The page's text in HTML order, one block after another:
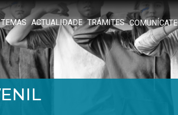
TEMAS ACTUALIDADE TRÁMITES COMUNÍCATE